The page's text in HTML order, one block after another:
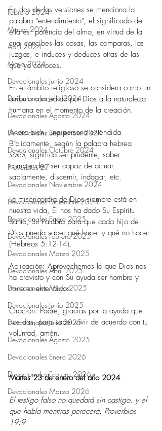
Febrero 2024
Marzo 2024
Abril 2024
Mayo 2024
Devocionales Junio 2024
Devocionales Julio 2024
Devocionales Agosto 2024
Devocionales Septiembre 2024
Devocionales Octubre 2024
Proverbios 27
Devocionales Noviembre 2024
Devocionales Diciembre 2024
Devocionales Enero 2025
Devocionales Febrero 2025
Devocionales Marzo 2025
Devocionales Abril 2025
Devocionales Mayo 2025
Devocionales Junio 2025
Devocionales Julio 2025
Devocionales Agosto 2025
Devocionales Enero 2026
Devocionales Febrero 2026
Devocionales Marzo 2026
En dos de las versiones se menciona la
palabra “entendimiento”, el significado de
ella es: potencia del alma, en virtud de la
cual concibes las cosas, las comparas, las
juzgas, e induces y deduces otras de las
que ya conoces.
En el ámbito religioso se considera como un
atributo concedido por Dios a la naturaleza
humana en el momento de la creación.
Ahora bien, una persona entendida
Bíblicamente, según la palabra hebrea
sakal, significa ser prudente, saber
comprender, ser capaz de actuar
sabiamente, discernir, indagar, etc.
La misericordia de Dios siempre está en
nuestra vida, Él nos ha dado Su Espíritu
Santo, Su Palabra para que cada hijo de
Dios pueda saber qué hacer y qué no hacer
(Hebreos 5:12-14).
Aplicación: Aprovechemos lo que Dios nos
ha provisto y con Su ayuda ser hombre y
mujeres entendidos.
Oración: Padre, gracias por la ayuda que
nos das, para saber vivir de acuerdo con tu
voluntad, amén.
Martes 23 de enero del año 2024
El testigo falso no quedará sin castigo, y el
que habla mentiras perecerá. Proverbios
19:9